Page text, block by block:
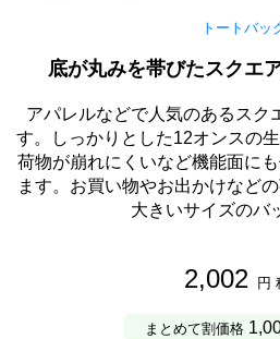
トートバッ
底が丸みを帯びたスクエ
アパレルなどで人気のあるスク
す。しっかりとした12オンスの
荷物が崩れにくいなど機能面に
ます。お買い物やお出かけなど
大きいサイズのバ
2,002 円
まとめて割価格